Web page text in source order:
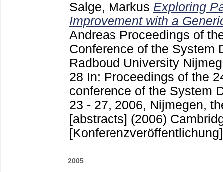
Salge, Markus Exploring
Improvement with a
Andreas Proceedings of
Conference of the System
Radboud University
28 In: Proceedings of the
conference of the System
23 - 27, 2006, Nijmegen,
[abstracts] (2006)
[Konferenzveröffentlichung]
2005